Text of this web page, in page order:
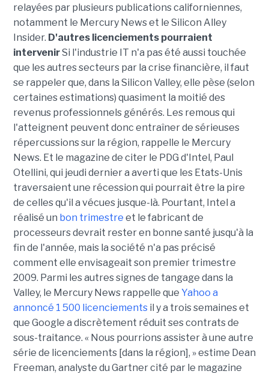
relayées par plusieurs publications californiennes,
notamment le Mercury News et le Silicon Alley
Insider. D'autres licenciements pourraient
intervenirSi l'industrie IT n'a pas été aussi touchée
que les autres secteurs par la crise financière, il faut
se rappeler que, dans la Silicon Valley, elle pèse (selon
certaines estimations) quasiment la moitié des
revenus professionnels générés. Les remous qui
l'atteignent peuvent donc entraîner de sérieuses
répercussions sur la région, rappelle le Mercury
News. Et le magazine de citer le PDG d'Intel, Paul
Otellini, qui jeudi dernier a averti que les Etats-Unis
traversaient une récession qui pourrait être la pire
de celles qu'il a vécues jusque-là. Pourtant, Intel a
réalisé un bon trimestre et le fabricant de
processeurs devrait rester en bonne santé jusqu'à la
fin de l'année, mais la société n'a pas précisé
comment elle envisageait son premier trimestre
2009. Parmi les autres signes de tangage dans la
Valley, le Mercury News rappelle que Yahoo a
annoncé 1 500 licenciementsil y a trois semaines et
que Google a discrètement réduit ses contrats de
sous-traitance. « Nous pourrions assister à une autre
série de licenciements [dans la région], » estime Dean
Freeman, analyste du Gartner cité par le magazine